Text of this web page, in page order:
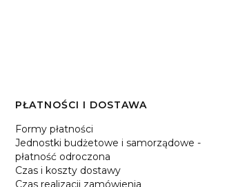
PŁATNOŚCI I DOSTAWA
Formy płatności
Jednostki budżetowe i samorządowe -
płatność odroczona
Czas i koszty dostawy
Czas realizacji zamówienia